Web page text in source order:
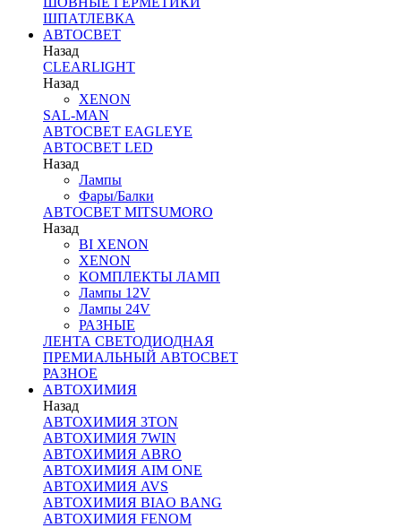
ШПАТЛЕВКА
АВТОСВЕТ
Назад
CLEARLIGHT
Назад
XENON
SAL-MAN
АВТОСВЕТ EAGLEYE
АВТОСВЕТ LED
Назад
Лампы
Фары/Балки
АВТОСВЕТ MITSUMORO
Назад
BI XENON
XENON
КОМПЛЕКТЫ ЛАМП
Лампы 12V
Лампы 24V
РАЗНЫЕ
ЛЕНТА СВЕТОДИОДНАЯ
ПРЕМИАЛЬНЫЙ АВТОСВЕТ
РАЗНОЕ
АВТОХИМИЯ
Назад
АВТОХИМИЯ 3TON
АВТОХИМИЯ 7WIN
АВТОХИМИЯ ABRO
АВТОХИМИЯ AIM ONE
АВТОХИМИЯ AVS
АВТОХИМИЯ BIAO BANG
АВТОХИМИЯ FENOM